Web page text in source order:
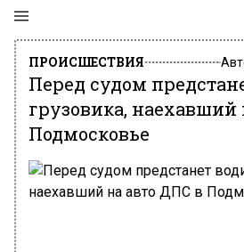
ПРОИСШЕСТВИЯ
Перед судом
грузовика, наехавший
Подмосковье